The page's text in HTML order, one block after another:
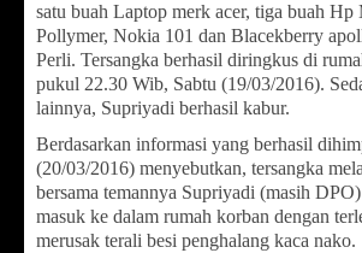
satu buah Laptop merk acer, tiga buah
Pollymer, Nokia 101 dan Blacekberry
Perli. Tersangka berhasil diringkus di
pukul 22.30 Wib, Sabtu (19/03/2016).
lainnya, Supriyadi berhasil kabur.
Berdasarkan informasi yang berhasil
(20/03/2016) menyebutkan, tersangka
bersama temannya Supriyadi (masih
masuk ke dalam rumah korban dengan
merusak terali besi penghalang kaca nako.